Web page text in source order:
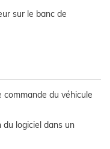
sur le banc de
commande du véhicule
logiciel dans un